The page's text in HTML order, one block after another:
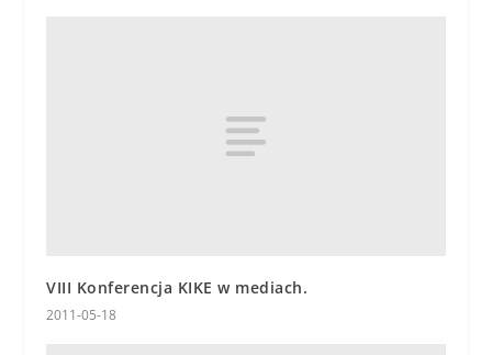
VIII Konferencja KIKE w mediach.
2011-05-18